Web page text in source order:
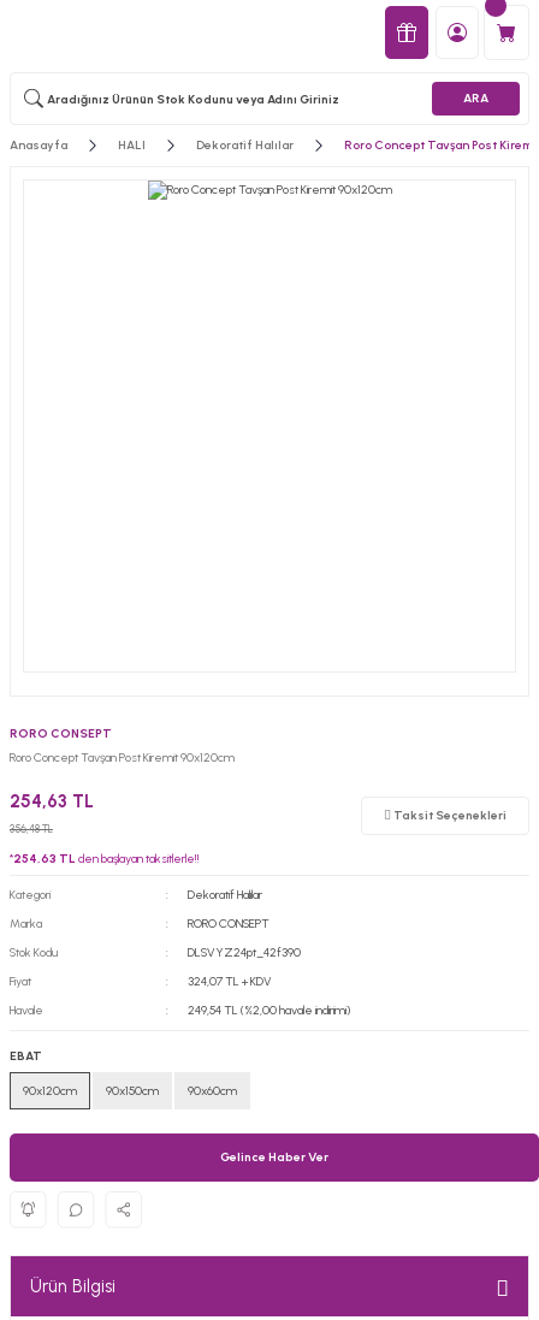
ARA
Anasayfa HALI Dekoratif Halılar Roro Concept Tavşan Post
RORO CONSEPT
Roro Concept Tavşan Post Kiremit 90x120cm
254,63 TL
356,48 TL
Taksit Seçenekleri
*254,63 TL den başlayan taksitlerle!!
Kategori
Dekoratif Halılar
Marka
RORO CONSEPT
Stok Kodu
DLSVYZ24pt_42f390
Fiyat
324,07 TL + KDV
Havale
249,54 TL (%2,00 havale indirimi)
EBAT
90x120cm 90x150cm 90x60cm
Gelince Haber Ver
Ürün Bilgisi